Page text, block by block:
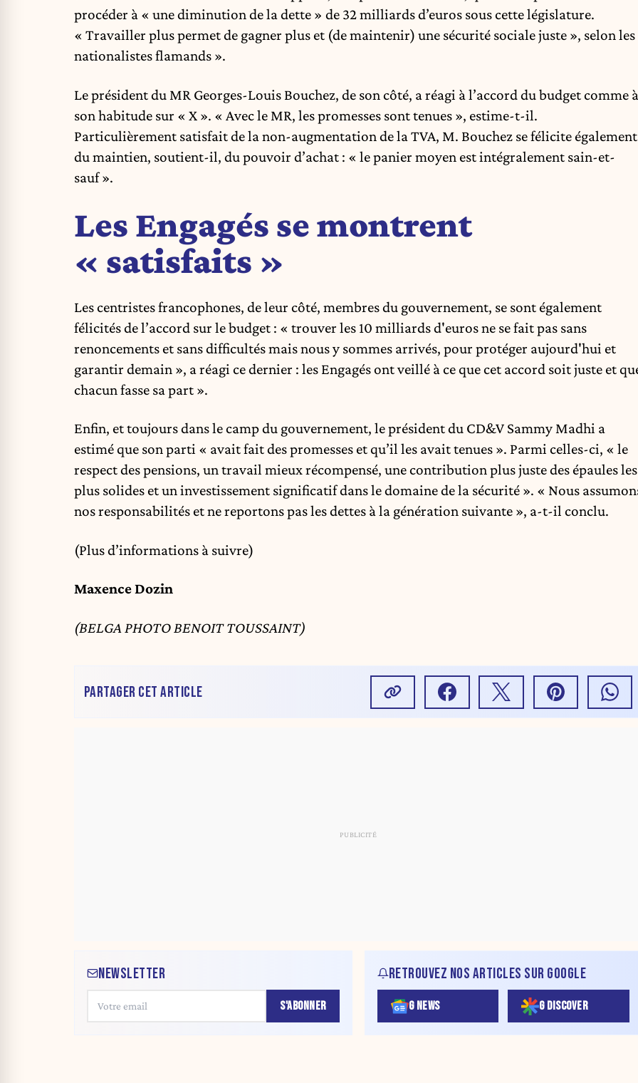
procéder à « une diminution de la dette » de 32 milliards d’euros sous cette législature.
« Travailler plus permet de gagner plus et (de maintenir) une sécurité sociale juste », selon les
nationalistes flamands ».
Le président du MR Georges-Louis Bouchez, de son côté, a réagi à l’accord du budget comme à
son habitude sur « X ». « Avec le MR, les promesses sont tenues », estime-t-il.
Particulièrement satisfait de la non-augmentation de la TVA, M. Bouchez se félicite également
du maintien, soutient-il, du pouvoir d’achat : « le panier moyen est intégralement sain-et-
sauf ».
Les Engagés se montrent
« satisfaits »
Les centristes francophones, de leur côté, membres du gouvernement, se sont également
félicités de l’accord sur le budget : « trouver les 10 milliards d'euros ne se fait pas sans
renoncements et sans difficultés mais nous y sommes arrivés, pour protéger aujourd'hui et
garantir demain », a réagi ce dernier : les Engagés ont veillé à ce que cet accord soit juste et
chacun fasse sa part ».
Enfin, et toujours dans le camp du gouvernement, le président du CD&V Sammy Madhi a
estimé que son parti « avait fait des promesses et qu’il les avait tenues ». Parmi celles-ci, « le
respect des pensions, un travail mieux récompensé, une contribution plus juste des épaules les
plus solides et un investissement significatif dans le domaine de la sécurité ». « Nous
nos responsabilités et ne reportons pas les dettes à la génération suivante », a-t-il conclu.
(Plus d’informations à suivre)
Maxence Dozin
(BELGA PHOTO BENOIT TOUSSAINT)
PARTAGER CET ARTICLE
NEWSLETTER
S'ABONNER
RETROUVEZ NOS ARTICLES SUR GOOGLE
G NEWS G DISCOVER